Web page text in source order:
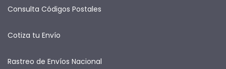
Consulta Códigos Postales
Cotiza tu Envío
Rastreo de Envíos Nacional